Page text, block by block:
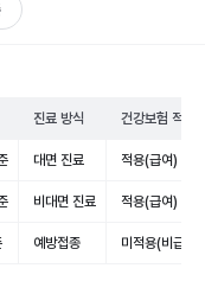
진료 방식 건강보험 적용
대면 진료 적용(급여)
비대면 진료 적용(급여)
예방접종 미적용(비급여)